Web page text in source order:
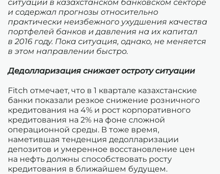
ситуации в казахстанском банковском секторе
и содержал прогнозы относительно
практически неизбежного ухудшения качества
портфелей банков и давления на их капитал
в 2016 году. Пока ситуация, однако, не меняется
в этом направлении быстро.
Дедолларизация снижает остроту ситуации
Fitch отмечает, что в 1 квартале казахстанские
банки показали резкое снижение розничного
кредитования на 4% и рост корпоративного
кредитования на 2% на фоне сложной
операционной среды. В тоже время,
наметившая тенденция дедолларизации
депозитов и умеренное восстановление цен
на нефть должны способствовать росту
кредитования в ближайшем будущем.